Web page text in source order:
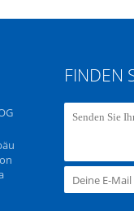
FINDEN